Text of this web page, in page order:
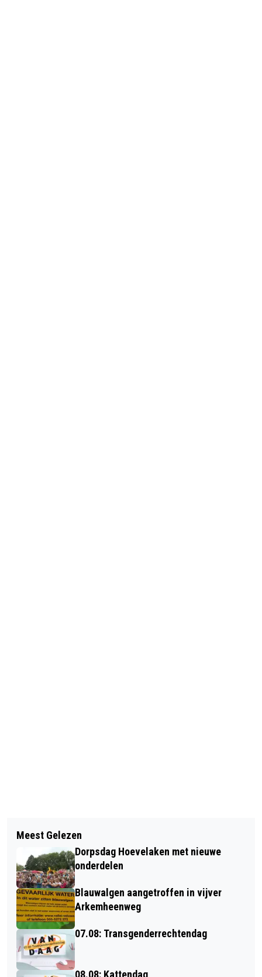
GAAT U DIT JAAR NAAR DE ALPE
D'HUZES?
SPEELPLEK KRIJGT NIEUW JASJE
Meest Gelezen
Dorpsdag Hoevelaken met nieuwe
onderdelen
Blauwalgen aangetroffen in vijver
Arkemheenweg
07.08: Transgenderrechtendag